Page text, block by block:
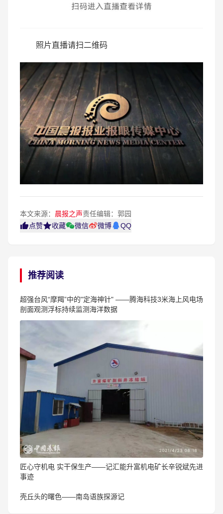
照片直播请扫二维码
本文来源： 晨报之声责任编辑：郭园
点赞
收藏 微信 微博 QQ
推荐阅读
​超强台风“摩羯”中的"定海神针" ——腾海科技3米海上风电场
剖面观测浮标持续监测海洋数据
匠心守机电 实干保生产——记汇能升富机电矿长辛锐斌先进
事迹
壳丘头的曙色——南岛语族探源记